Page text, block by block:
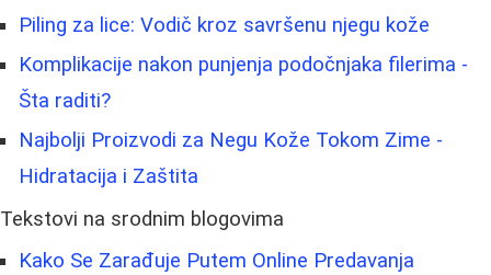
Piling za lice: Vodič kroz savršenu njegu kože
Komplikacije nakon punjenja podočnjaka filerima -
Šta raditi?
Najbolji Proizvodi za Negu Kože Tokom Zime -
Hidratacija i Zaštita
Tekstovi na srodnim blogovima
Kako Se Zarađuje Putem Online Predavanja